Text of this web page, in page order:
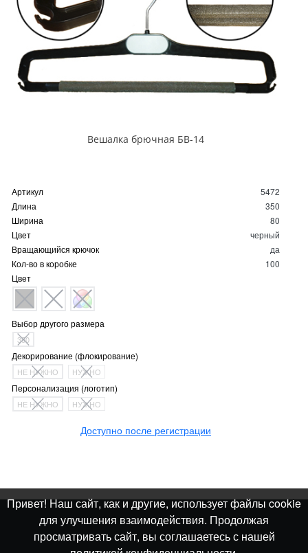
Вешалка брючная БВ-14
Артикул
5472
Длина
350
Ширина
80
Цвет
черный
Вращающийся крючок
да
Кол-во в коробке
100
Цвет
Выбор другого размера
350
Декорирование (флокирование)
НЕ НУЖНО НУЖНО
Персонализация (логотип)
НЕ НУЖНО НУЖНО
Доступно после регистрации
Привет! Наш сайт, как и другие, использует файлы cookie
для улучшения взаимодействия. Продолжая
просматривать сайт, вы соглашаетесь с нашей